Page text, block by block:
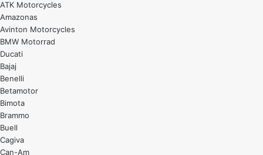
ATK Motorcycles
Amazonas
Avinton Motorcycles
BMW Motorrad
Ducati
Bajaj
Benelli
Betamotor
Bimota
Brammo
Buell
Cagiva
Can-Am